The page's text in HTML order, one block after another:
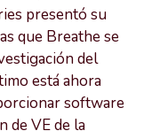
presentó su
que Breathe se
del
está ahora
software
de VE de la